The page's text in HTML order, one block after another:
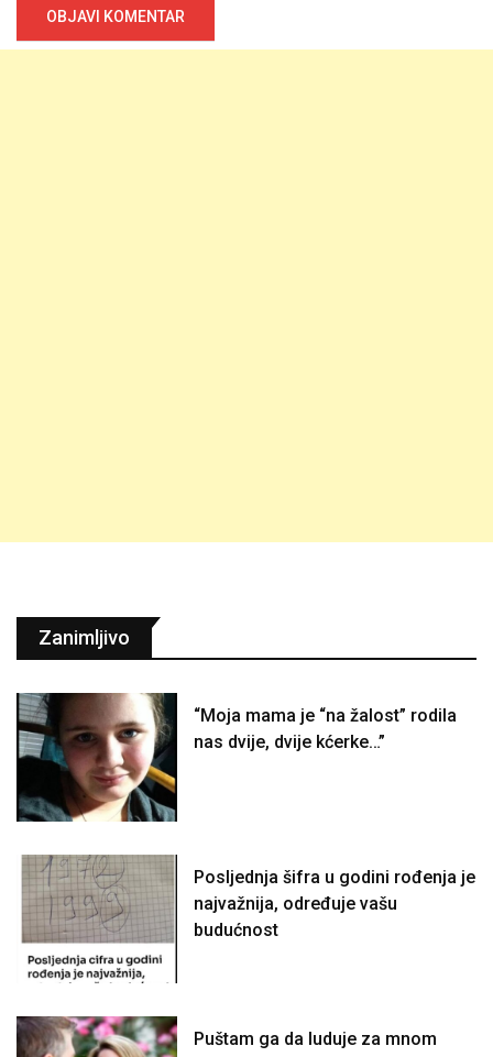
Zanimljivo
“Moja mama je “na žalost” rodila
nas dvije, dvije kćerke…”
Posljednja šifra u godini rođenja je
najvažnija, određuje vašu
budućnost
Puštam ga da luduje za mnom